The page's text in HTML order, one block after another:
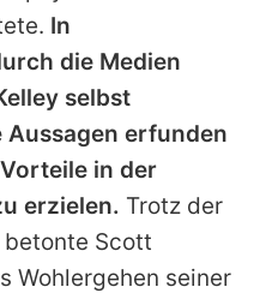
In
die Medien
selbst
erfunden
in der
erzielen. Trotz der
Scott
Wohlergehen seiner